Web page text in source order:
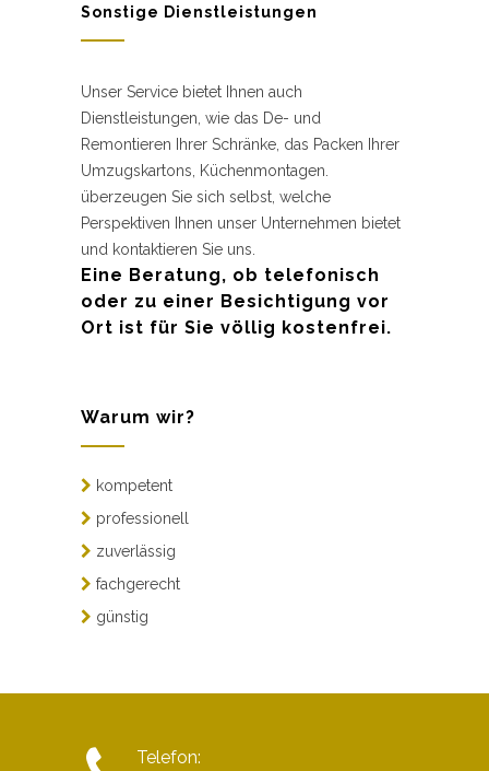
Sonstige Dienstleistungen
Unser Service bietet Ihnen auch
Dienstleistungen, wie das De- und
Remontieren Ihrer Schränke, das Packen Ihrer
Umzugskartons, Küchenmontagen.
überzeugen Sie sich selbst, welche
Perspektiven Ihnen unser Unternehmen bietet
und kontaktieren Sie uns.
Eine Beratung, ob telefonisch
oder zu einer Besichtigung vor
Ort ist für Sie völlig kostenfrei.
Warum wir?
kompetent
professionell
zuverlässig
fachgerecht
günstig
Telefon: